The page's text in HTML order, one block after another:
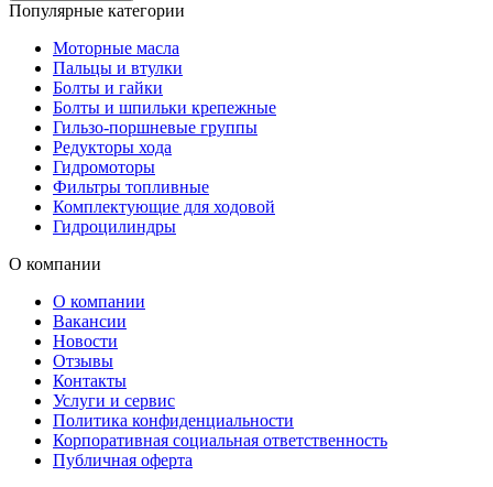
Популярные категории
Моторные масла
Пальцы и втулки
Болты и гайки
Болты и шпильки крепежные
Гильзо-поршневые группы
Редукторы хода
Гидромоторы
Фильтры топливные
Комплектующие для ходовой
Гидроцилиндры
О компании
О компании
Вакансии
Новости
Отзывы
Контакты
Услуги и сервис
Политика конфиденциальности
Корпоративная социальная ответственность
Публичная оферта